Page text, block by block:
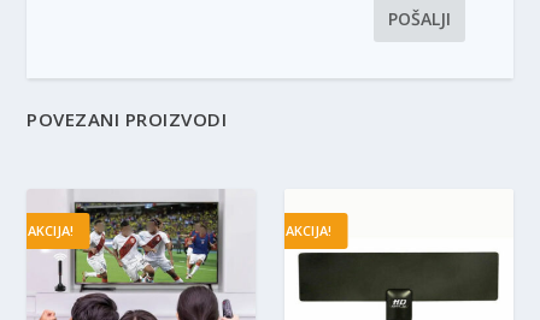
POVEZANI PROIZVODI
AKCIJA! AKCIJA!